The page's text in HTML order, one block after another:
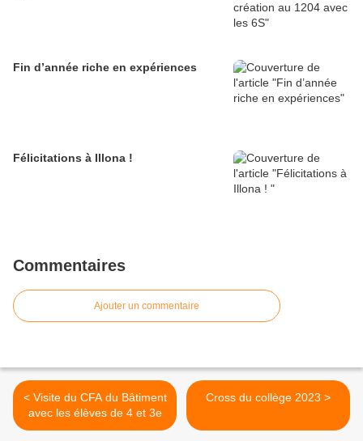
Fin d’année riche en expériences
Félicitations à Illona !
Commentaires
Ajouter un commentaire
< Visite du CFA du Bâtiment
avec les élèves de 4 et 3e
Cross du collège 2023 >